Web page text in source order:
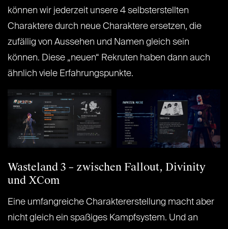
können wir jederzeit unsere 4 selbsterstellten
Charaktere durch neue Charaktere ersetzen, die
zufällig von Aussehen und Namen gleich sein
können. Diese „neuen“ Rekruten haben dann auch
ähnlich viele Erfahrungspunkte.
Wasteland 3 – zwischen Fallout, Divinity
und XCom
Eine umfangreiche Charaktererstellung macht aber
nicht gleich ein spaßiges Kampfsystem. Und an